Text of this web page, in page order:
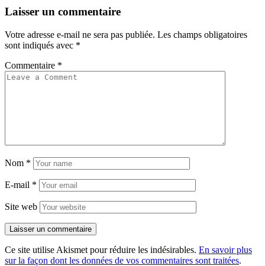
Laisser un commentaire
Votre adresse e-mail ne sera pas publiée. Les champs obligatoires
sont indiqués avec *
Commentaire *
Nom *
E-mail *
Site web
Ce site utilise Akismet pour réduire les indésirables. En savoir plus
sur la façon dont les données de vos commentaires sont traitées.